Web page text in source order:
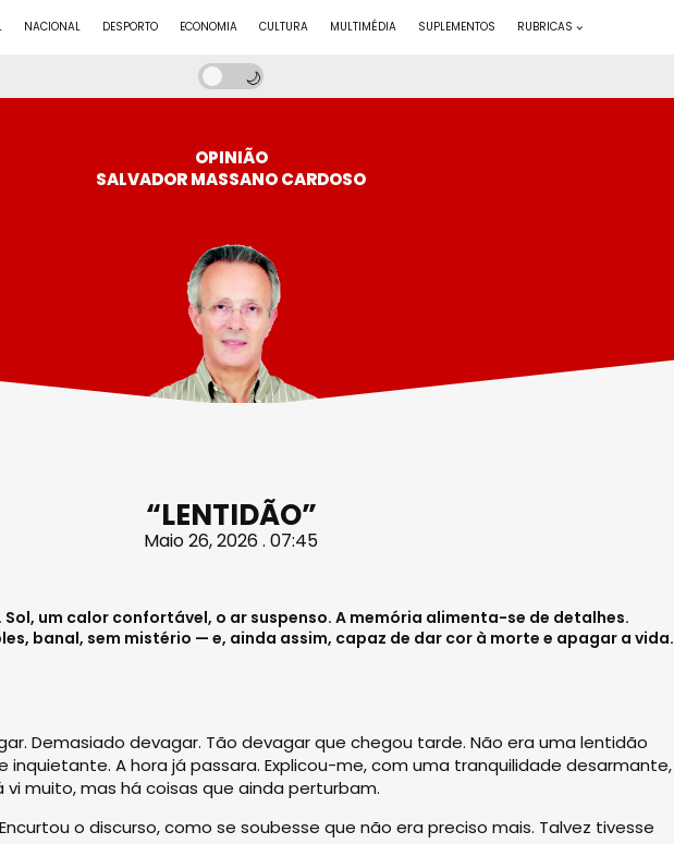
NACIONAL DESPORTO ECONOMIA CULTURA MULTIMÉDIA SUPLEMENTOS RUBRICAS
OPINIÃO
SALVADOR MASSANO CARDOSO
“LENTIDÃO”
Maio 26, 2026 . 07:45
Sol, um calor confortável, o ar suspenso. A memória alimenta-se de detalhes.
banal, sem mistério — e, ainda assim, capaz de dar cor à morte e apagar a vida.
Demasiado devagar. Tão devagar que chegou tarde. Não era uma lentidão
inquietante. A hora já passara. Explicou-me, com uma tranquilidade desarmante,
vi muito, mas há coisas que ainda perturbam.
o discurso, como se soubesse que não era preciso mais. Talvez tivesse